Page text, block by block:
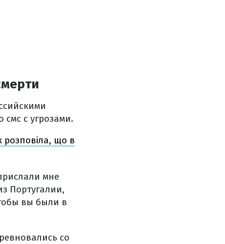
с угрозами.
розповіла, що в
мне
Португалии,
вы были в
со